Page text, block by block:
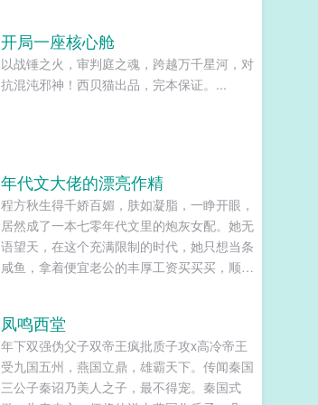
难懂吗？还是读者A靠靠靠！早说是大佬的局
中局中局啊！！祖爹！对不起！是我说话太大
声了！！第二本读者B狗塑适可而止，就算你
能领养，阿祖！我也要养阿祖！！第三本读者
C作者生活这么不如意，一定要搞这么五毒俱
全的角色？写不出来东西找个班上吧。还是读
者CMD，祖神，我可真该死啊！第四本第五
本第六本楚祖怎么样，虽然演的一般，但我改
得还行吧？系统你知道什么叫边缘角色吗？人
TIPS12100存稿箱吐章节，偶尔抽空改错字2
警惕祖哥感情牌，他是个狠人3wb短不拉揪，
随机掉落祖哥CG4论坛都会标注发言时间，
精确到秒，有用5是想简单尝试各种题材的产
物，专栏预收有各个题材，收收菜呗w...
开局一座核心舱
以战锤之火，审判庭之魂，跨越万千星河，对
抗混沌邪神！西贝猫出品，完本保证。...
年代文大佬的漂亮作精
程方秋生得千娇百媚，肤如凝脂，一睁开眼，
居然成了一本七零年代文里的炮灰女配。她无
语望天，在这个充满限制的时代，她只想当条
咸鱼，拿着便宜老公的丰厚工资买买买，顺便
凤鸣西堂
年下双强伪父子双帝王疯批质子攻x高冷帝王
受九国五州，燕国立鼎，雄霸天下。传闻秦国
三公子秦诏乃美人之子，最不得宠。秦国式